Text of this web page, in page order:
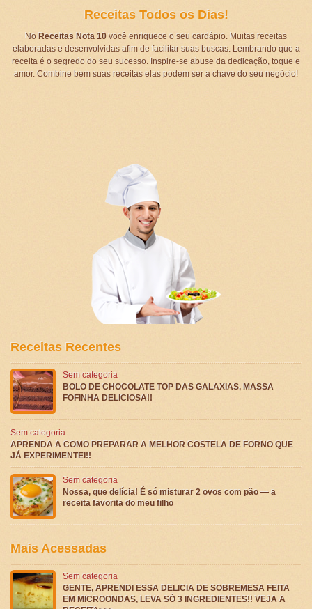
Receitas Todos os Dias!
No Receitas Nota 10você enriquece o seu cardápio. Muitas receitas
elaboradas e desenvolvidas afim de facilitar suas buscas. Lembrando que a
receita é o segredo do seu sucesso. Inspire-se abuse da dedicação, toque e
amor. Combine bem suas receitas elas podem ser a chave do seu negócio!
Receitas Recentes
Sem categoria
BOLO DE CHOCOLATE TOP DAS GALAXIAS, MASSA
FOFINHA DELICIOSA!!
Sem categoria
APRENDA A COMO PREPARAR A MELHOR COSTELA DE FORNO QUE
JÁ EXPERIMENTEI!!
Sem categoria
Nossa, que delícia! É só misturar 2 ovos com pão — a
receita favorita do meu filho
Mais Acessadas
Sem categoria
GENTE, APRENDI ESSA DELICIA DE SOBREMESA FEITA
EM MICROONDAS, LEVA SÓ 3 INGREDIENTES!! VEJA A